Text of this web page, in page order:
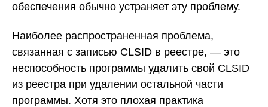
обеспечения обычно устраняет эту проблему.
Наиболее распространенная проблема,
связанная с записью CLSID в реестре, — это
неспособность программы удалить свой CLSID
из реестра при удалении остальной части
программы. Хотя это плохая практика